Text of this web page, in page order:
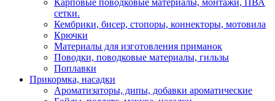
Карповые поводковые материалы, монтажи, ПВА
сетки.
Кембрики, бисер, стопоры, коннекторы, мотовила
Крючки
Материалы для изготовления приманок
Поводки, поводковые материалы, гильзы
Поплавки
Прикормка, насадки
Ароматизаторы, дипы, добавки ароматические